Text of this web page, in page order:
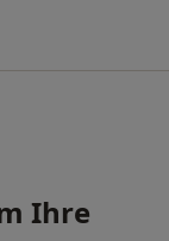
Ihre